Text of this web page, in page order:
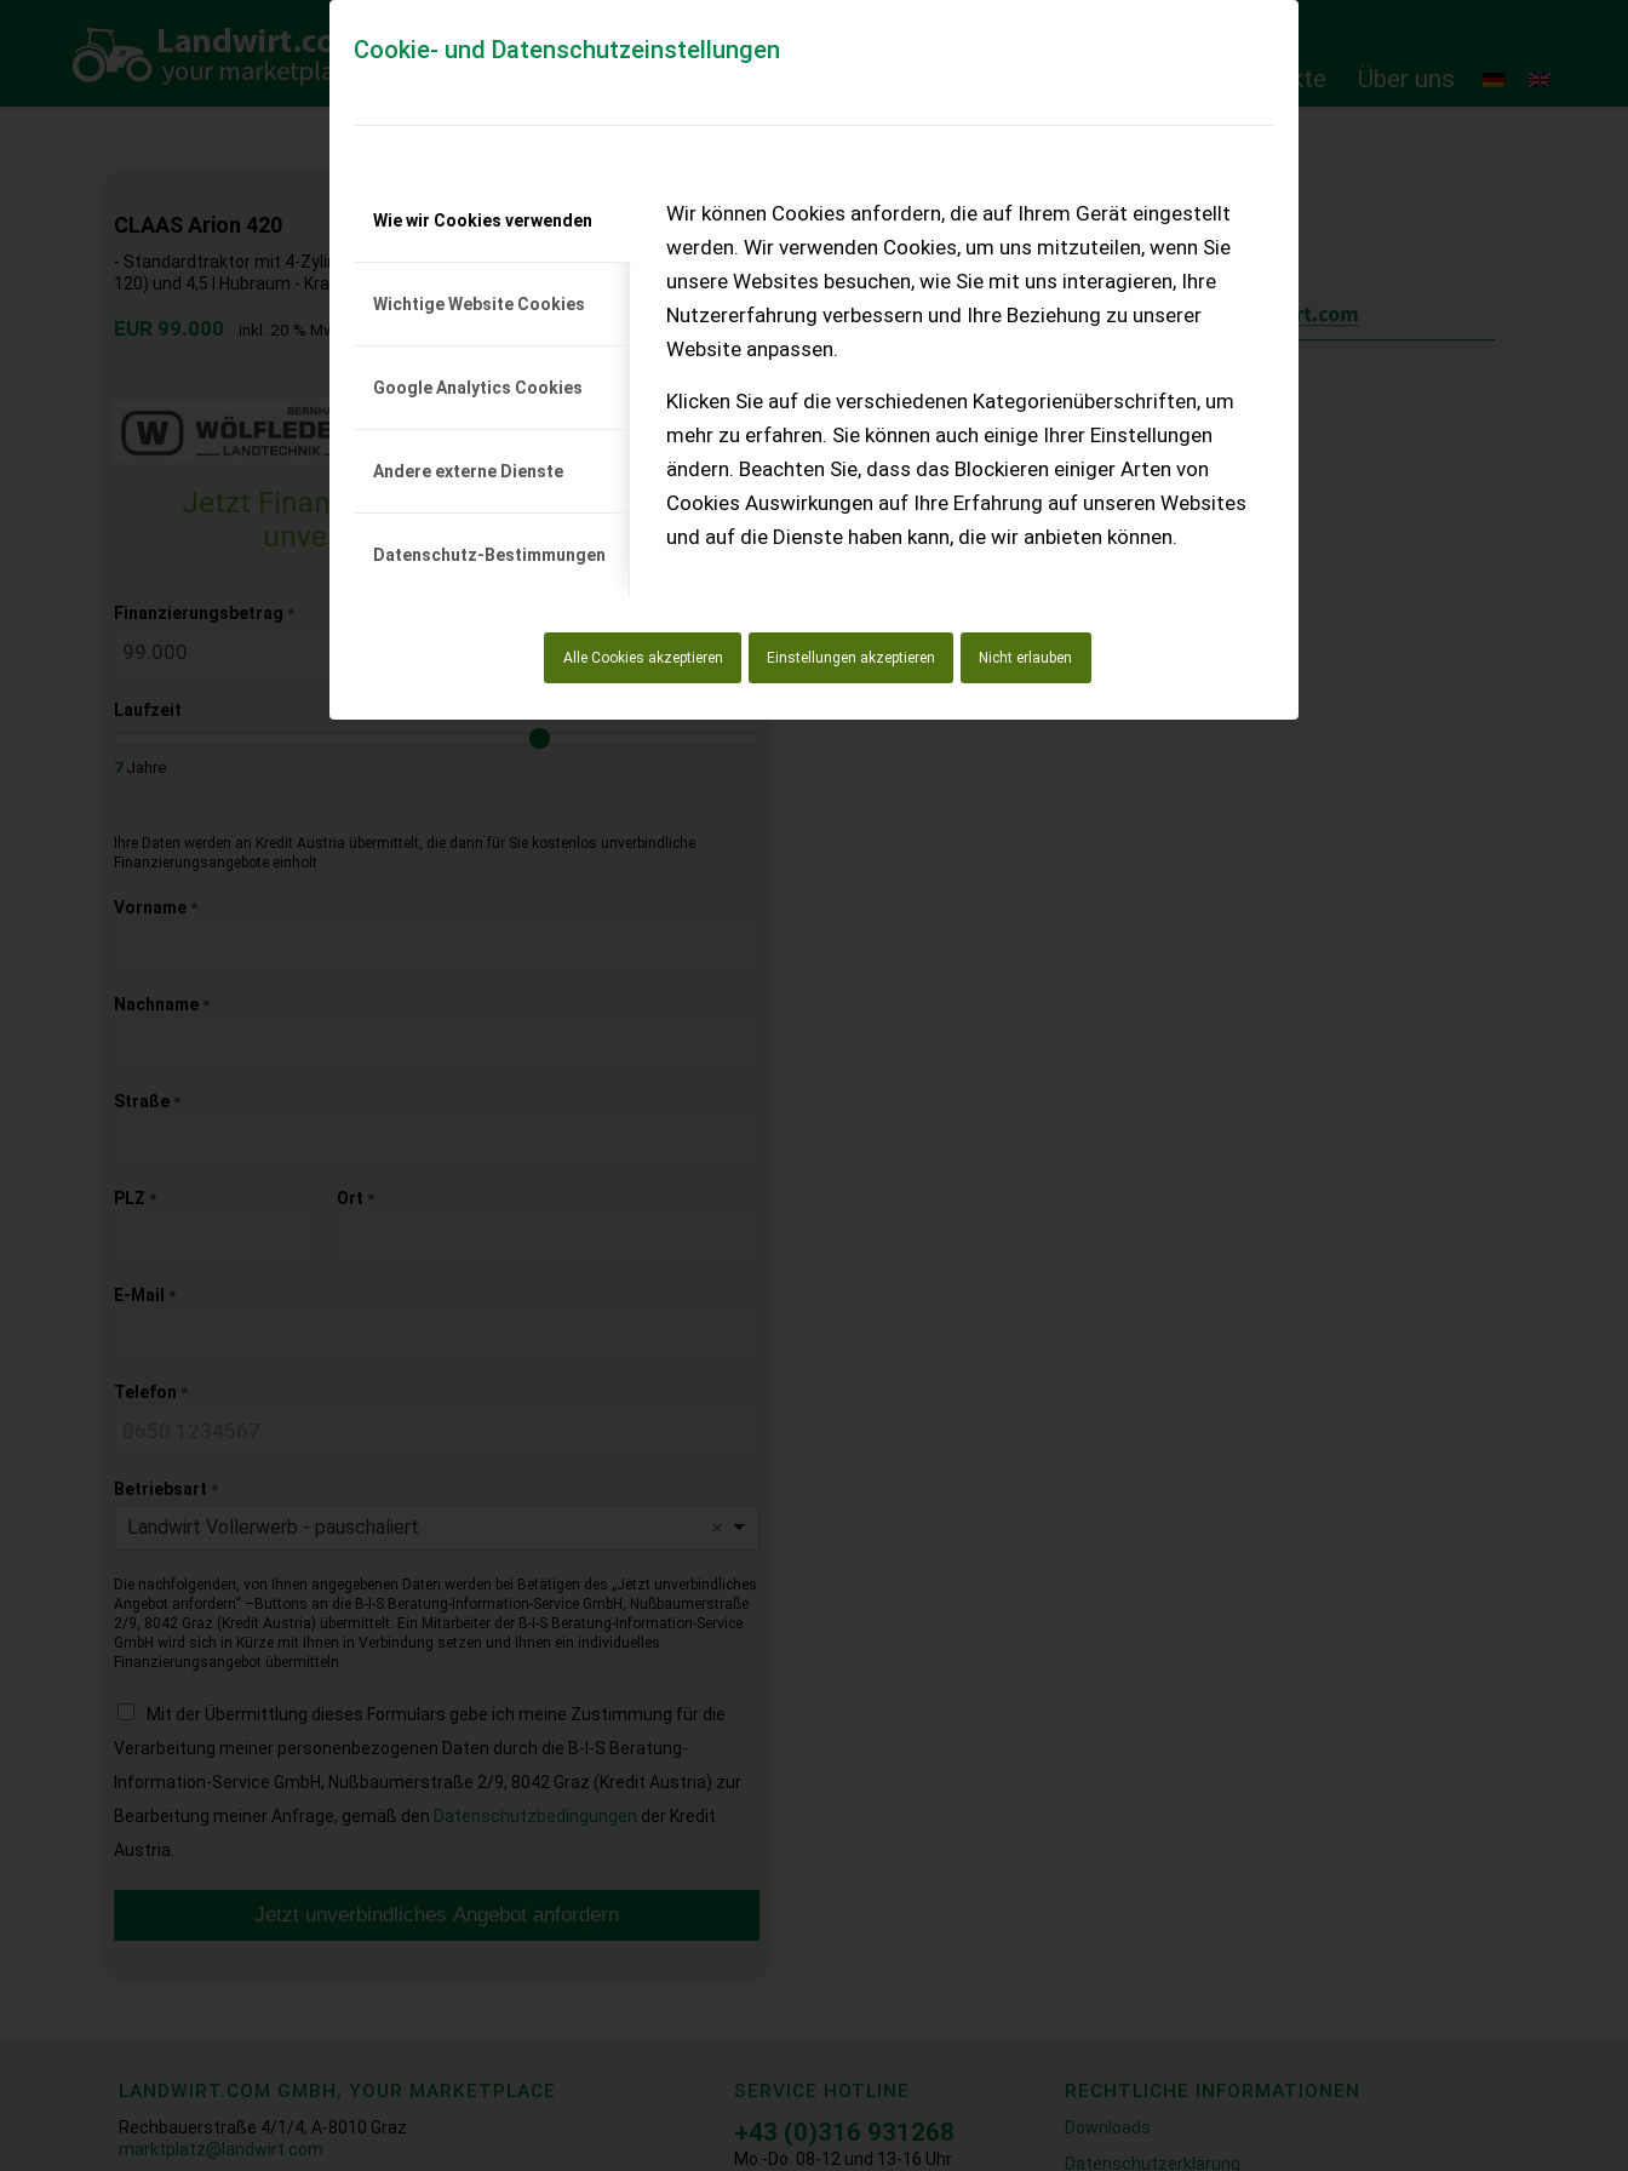
Cookie- und Datenschutzeinstellungen
Wie wir Cookies verwenden
Wichtige Website Cookies
Google Analytics Cookies
Andere externe Dienste
Datenschutz-Bestimmungen
Wir können Cookies anfordern, die auf Ihrem Gerät eingestellt
werden. Wir verwenden Cookies, um uns mitzuteilen, wenn Sie
unsere Websites besuchen, wie Sie mit uns interagieren, Ihre
Nutzererfahrung verbessern und Ihre Beziehung zu unserer
Website anpassen.
Klicken Sie auf die verschiedenen Kategorienüberschriften, um
mehr zu erfahren. Sie können auch einige Ihrer Einstellungen
ändern. Beachten Sie, dass das Blockieren einiger Arten von
Cookies Auswirkungen auf Ihre Erfahrung auf unseren Websites
und auf die Dienste haben kann, die wir anbieten können.
Alle Cookies akzeptieren Einstellungen akzeptieren Nicht erlauben
Online-Produkte Über uns
CLAAS Arion 420
- Standardtraktor mit 4-Zylinder FPT Motor mit max. 100 PS, max. 435 Nm (ECE R
120) und 4,5 l Hubraum - Kraftstofftank max. 140 l, Harnstofftank ma...
EUR 99.000 inkl. 20 % MwSt.
Jetzt Finanzierungsangebot anfordern
unverbindlich & kostenlos!
Finanzierungsbetrag *
Laufzeit
7Jahre
Ihre Daten werden an Kredit Austria übermittelt, die dann für Sie kostenlos unverbindliche
Finanzierungsangebote einholt
Vorname *
Nachname *
Straße *
PLZ * Ort *
E-Mail *
Telefon *
Betriebsart *
Landwirt Vollerwerb - pauschaliert
Die nachfolgenden, von Ihnen angegebenen Daten werden bei Betätigen des „Jetzt unverbindliches
Angebot anfordern“ –Buttons an die B-I-S Beratung-Information-Service GmbH, Nußbaumerstraße
2/9, 8042 Graz (Kredit Austria) übermittelt. Ein Mitarbeiter der B-I-S Beratung-Information-Service
GmbH wird sich in Kürze mit Ihnen in Verbindung setzen und Ihnen ein individuelles
Finanzierungsangebot übermitteln.
Mit der Übermittlung dieses Formulars gebe ich meine Zustimmung für die
Verarbeitung meiner personenbezogenen Daten durch die B-I-S Beratung-
Information-Service GmbH, Nußbaumerstraße 2/9, 8042 Graz (Kredit Austria) zur
Bearbeitung meiner Anfrage, gemäß den Datenschutzbedingungen der Kredit
Austria.
Jetzt unverbindliches Angebot anfordern
LANDWIRT.COM GMBH, YOUR MARKETPLACE
Rechbauerstraße 4/1/4, A-8010 Graz
marktplatz@landwirt.com
SERVICE HOTLINE
+43 (0)316 931268
Mo.-Do. 08-12 und 13-16 Uhr
RECHTLICHE INFORMATIONEN
Downloads
Datenschutzerklärung